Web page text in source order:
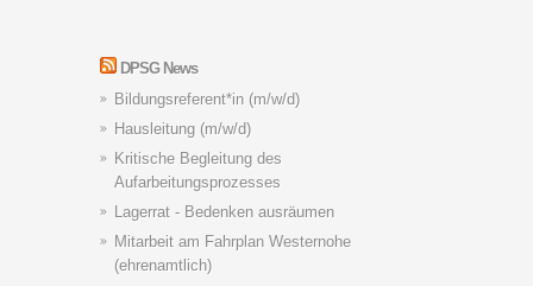
DPSG News
Bildungsreferent*in (m/w/d)
Hausleitung (m/w/d)
Kritische Begleitung des
Aufarbeitungsprozesses
Lagerrat - Bedenken ausräumen
Mitarbeit am Fahrplan Westernohe
(ehrenamtlich)